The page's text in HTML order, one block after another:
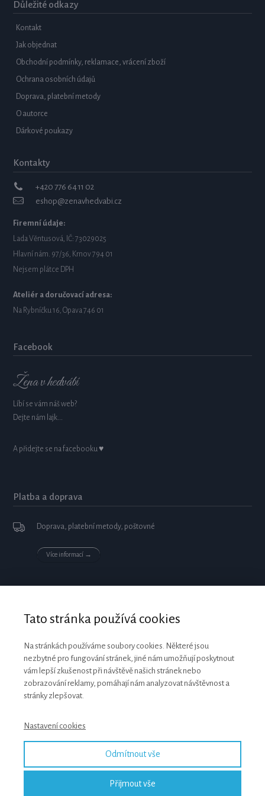
Důležité odkazy
Kontakt
Jak objednat
Obchodní podmínky, reklamace, vrácení zboží
Ochrana osobních údajů
Doprava, platební metody
O autorce
Dárkové poukazy
Kontakty
+420 776 64 11 02
eshop@zenavhedvabi.cz
Firemní údaje:
Lada Věntusová, IČ: 73029025
Hlavní nám. 97/36, Krnov 794 01
Nejsem plátce DPH
Ateliér a doručovací adresa:
Na Rybníčku 16, Opava 746 01
Facebook
Žena v hedvábí
Líbí se vám náš web?
Dejte nám lajk...
A přidejte se na facebooku ♥
Platba a doprava
Doprava, platební metody, poštovné
Více informací →
© 2018 ŽENA V HEDVÁBÍ, webdesign Lada Věntusová S radostí
Tato stránka používá cookies
Na stránkách používáme soubory cookies. Některé jsou
nezbytné pro fungování stránek, jiné nám umožňují poskytnout
vám lepší zkušenost při návštěvě našich stránek nebo
zobrazování reklamy, pomáhají nám analyzovat návštěvnost a
stránky zlepšovat.
Nastavení cookies
Odmítnout vše
Přijmout vše